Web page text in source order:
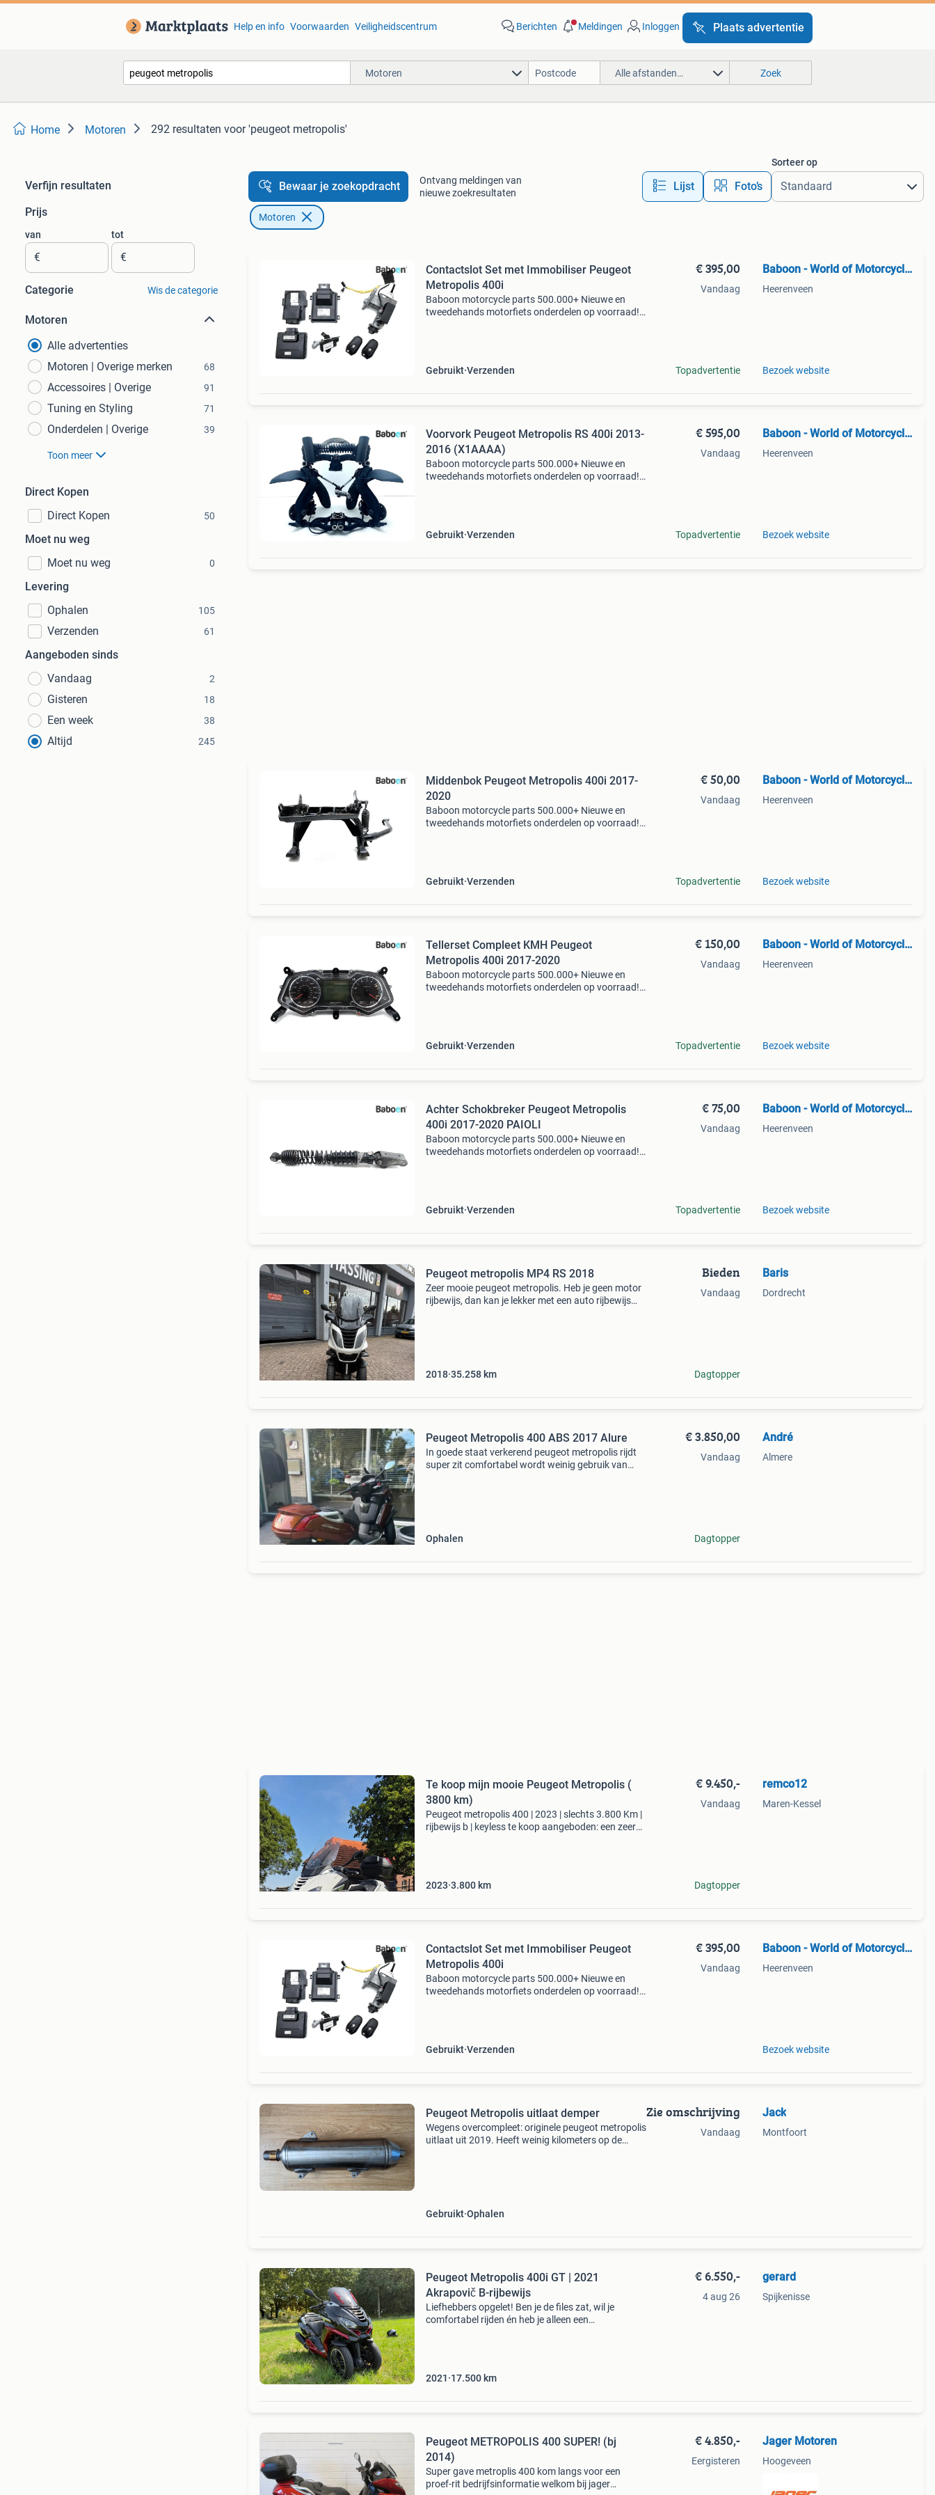
Help en info Voorwaarden Veiligheidscentrum Berichten Meldingen Inloggen Plaats advertentie
Motoren Alle afstanden… Zoek
Home Motoren 292 resultaten voor 'peugeot metropolis'
Verfijn resultaten
Prijs
van
€
tot
€
Categorie Wis de categorie
Motoren
Alle advertenties
Motoren | Overige merken
68
Accessoires | Overige 91
Tuning en Styling 71
Onderdelen | Overige 39
Toon meer
Direct Kopen
Direct Kopen
50
Moet nu weg
Moet nu weg
0
Levering
Ophalen
105
Verzenden 61
Aangeboden sinds
Vandaag
2
Gisteren 18
Een week 38
Altijd 245
Bewaar je zoekopdracht
Ontvang meldingen van
nieuwe zoekresultaten
Lijst Foto’s
Sorteer op
Motoren
Contactslot Set met Immobiliser Peugeot
Metropolis 400i
Baboon motorcycle parts 500.000+ Nieuwe en
tweedehands motorfiets onderdelen op voorraad!
Gebruikt Verzenden
€ 395,00
Vandaag
Topadvertentie
Baboon - World of Motorcycle Parts
Heerenveen
Bezoek website
Voorvork Peugeot Metropolis RS 400i 2013-
2016 (X1AAAA)
Baboon motorcycle parts 500.000+ Nieuwe en
tweedehands motorfiets onderdelen op voorraad!
Gebruikt Verzenden
€ 595,00
Vandaag
Topadvertentie
Baboon - World of Motorcycle Parts
Heerenveen
Bezoek website
Middenbok Peugeot Metropolis 400i 2017-
2020
Baboon motorcycle parts 500.000+ Nieuwe en
tweedehands motorfiets onderdelen op voorraad!
Gebruikt Verzenden
€ 50,00
Vandaag
Topadvertentie
Baboon - World of Motorcycle Parts
Heerenveen
Bezoek website
Tellerset Compleet KMH Peugeot
Metropolis 400i 2017-2020
Baboon motorcycle parts 500.000+ Nieuwe en
tweedehands motorfiets onderdelen op voorraad!
Gebruikt Verzenden
€ 150,00
Vandaag
Topadvertentie
Baboon - World of Motorcycle Parts
Heerenveen
Bezoek website
Achter Schokbreker Peugeot Metropolis
400i 2017-2020 PAIOLI
Baboon motorcycle parts 500.000+ Nieuwe en
tweedehands motorfiets onderdelen op voorraad!
Gebruikt Verzenden
€ 75,00
Vandaag
Topadvertentie
Baboon - World of Motorcycle Parts
Heerenveen
Bezoek website
Peugeot metropolis MP4 RS 2018
Zeer mooie peugeot metropolis. Heb je geen motor
rijbewijs, dan kan je lekker met een auto rijbewijs
2018 35.258 km
Bieden
Vandaag
Dagtopper
Baris
Dordrecht
Peugeot Metropolis 400 ABS 2017 Alure
In goede staat verkerend peugeot metropolis rijdt
super zit comfortabel wordt weinig gebruik van
Ophalen
€ 3.850,00
Vandaag
Dagtopper
André
Almere
Te koop mijn mooie Peugeot Metropolis (
3800 km)
Peugeot metropolis 400 | 2023 | slechts 3.800 Km |
rijbewijs b | keyless te koop aangeboden: een zeer
2023 3.800 km
€ 9.450,-
Vandaag
Dagtopper
remco12
Maren-Kessel
Contactslot Set met Immobiliser Peugeot
Metropolis 400i
Baboon motorcycle parts 500.000+ Nieuwe en
tweedehands motorfiets onderdelen op voorraad!
Gebruikt Verzenden
€ 395,00
Vandaag
Baboon - World of Motorcycle Parts
Heerenveen
Bezoek website
Peugeot Metropolis uitlaat demper
Wegens overcompleet: originele peugeot metropolis
uitlaat uit 2019. Heeft weinig kilometers op de
Gebruikt Ophalen
Zie omschrijving
Vandaag
Jack
Montfoort
Peugeot Metropolis 400i GT | 2021
Akrapovič B-rijbewijs
Liefhebbers opgelet! Ben je de files zat, wil je
comfortabel rijden én heb je alleen een
2021 17.500 km
€ 6.550,-
4 aug 26
gerard
Spijkenisse
Peugeot METROPOLIS 400 SUPER! (bj
2014)
Super gave metroplis 400 kom langs voor een
proef-rit bedrijfsinformatie welkom bij jager
€ 4.850,-
Eergisteren
Jager Motoren
Hoogeveen